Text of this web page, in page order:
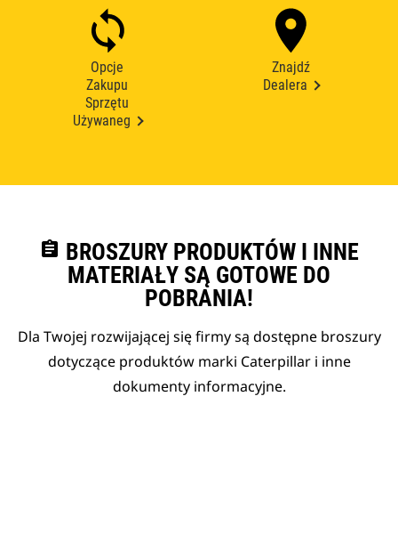
Opcje
Zakupu
Sprzętu
Używaneg
Znajdź
Dealera
assignment BROSZURY PRODUKTÓW I INNE
MATERIAŁY SĄ GOTOWE DO
POBRANIA!
Dla Twojej rozwijającej się firmy są dostępne broszury
dotyczące produktów marki Caterpillar i inne
dokumenty informacyjne.